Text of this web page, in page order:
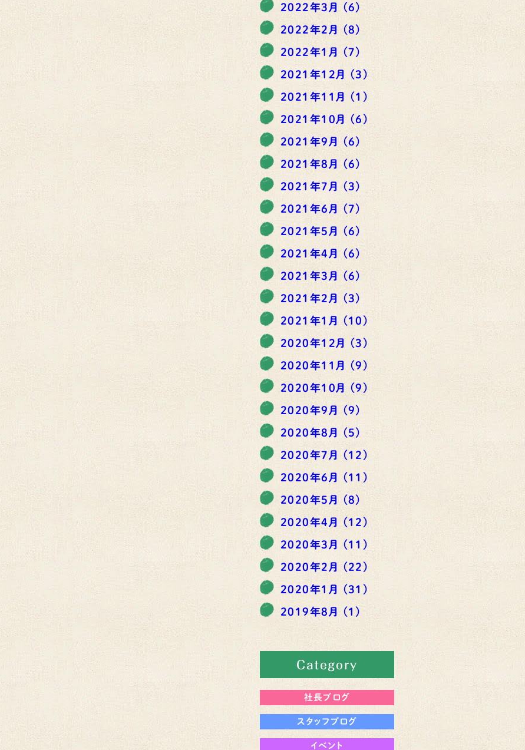
2022年3月 (6)
2022年2月 (8)
2022年1月 (7)
2021年12月 (3)
2021年11月 (1)
2021年10月 (6)
2021年9月 (6)
2021年8月 (6)
2021年7月 (3)
2021年6月(7)
2021年5月 (6)
2021年4月 (6)
2021年3月 (6)
2021年2月 (3)
2021年1月 (10)
2020年12月 (3)
2020年11月 (9)
2020年10月 (9)
2020年9月 (9)
2020年8月 (5)
2020年7月 (12)
2020年6月 (11)
2020年5月 (8)
2020年4月 (12)
2020年3月 (11)
2020年2月(22)
2020年1月 (31)
2019年8月 (1)
Category
社長ブログ
スタッフブログ
イベント